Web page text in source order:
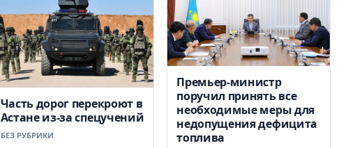
Часть дорог перекроют в
Астане из-за спецучений
БЕЗ РУБРИКИ
Премьер-министр
поручил принять все
необходимые меры для
недопущения дефицита
топлива